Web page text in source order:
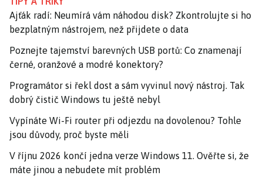
Ajťák radí: Neumírá vám náhodou disk? Zkontrolujte si ho
bezplatným nástrojem, než přijdete o data
Poznejte tajemství barevných USB portů: Co znamenají
černé, oranžové a modré konektory?
Programátor si řekl dost a sám vyvinul nový nástroj. Tak
dobrý čistič Windows tu ještě nebyl
Vypínáte Wi-Fi router při odjezdu na dovolenou? Tohle
jsou důvody, proč byste měli
V říjnu 2026 končí jedna verze Windows 11. Ověřte si, že
máte jinou a nebudete mít problém